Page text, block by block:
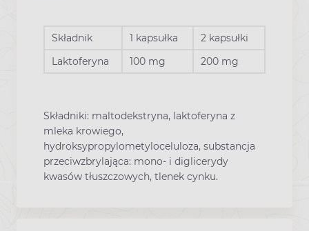
Składnik 1 kapsułka
2 kapsułki
Laktoferyna
100 mg 200 mg
Składniki: maltodekstryna, laktoferyna z
mleka krowiego,
hydroksypropylometyloceluloza, substancja
przeciwzbrylająca: mono- i diglicerydy
kwasów tłuszczowych, tlenek cynku.